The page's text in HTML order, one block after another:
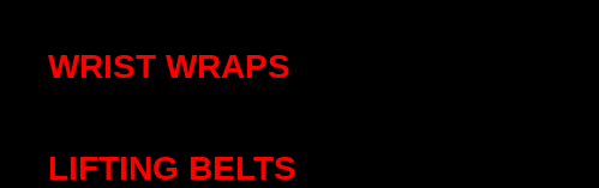
WRIST WRAPS
LIFTING BELTS